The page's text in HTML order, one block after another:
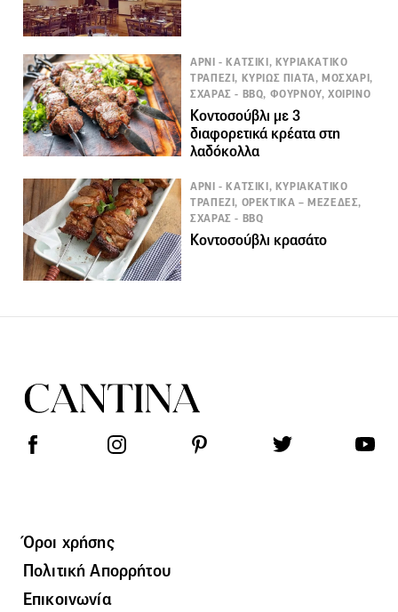
ΑΡΝΙ - ΚΑΤΣΙΚΙ, ΚΥΡΙΑΚΑΤΙΚΟ
ΤΡΑΠΕΖΙ, ΚΥΡΙΩΣ ΠΙΑΤΑ, ΜΟΣΧΑΡΙ,
ΣΧΑΡΑΣ - BBQ, ΦΟΥΡΝΟΥ, ΧΟΙΡΙΝΟ
Κοντοσούβλι με 3
διαφορετικά κρέατα στη
λαδόκολλα
ΑΡΝΙ - ΚΑΤΣΙΚΙ, ΚΥΡΙΑΚΑΤΙΚΟ
ΤΡΑΠΕΖΙ, ΟΡΕΚΤΙΚΑ – ΜΕΖΕΔΕΣ,
ΣΧΑΡΑΣ - BBQ
Κοντοσούβλι κρασάτο
Όροι χρήσης
Πολιτική Απορρήτου
Επικοινωνία